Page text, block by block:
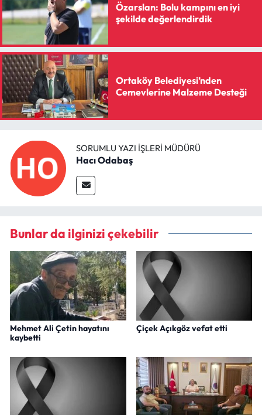
Özarslan: Bolu kampını en iyi
şekilde değerlendirdik
Ortaköy Belediyesi’nden
Cemevlerine Malzeme Desteği
SORUMLU YAZI İŞLERI MÜDÜRÜ
Hacı Odabaş
Bunlar da ilginizi çekebilir
Mehmet Ali Çetin hayatını
kaybetti
Çiçek Açıkgöz vefat etti
Uğurludağ Haberleri
Yaşam
Yayla Haber
Yemek Tarifleri